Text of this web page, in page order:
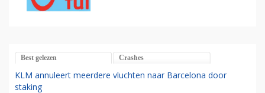
Best gelezen Crashes
KLM annuleert meerdere vluchten naar Barcelona door
staking